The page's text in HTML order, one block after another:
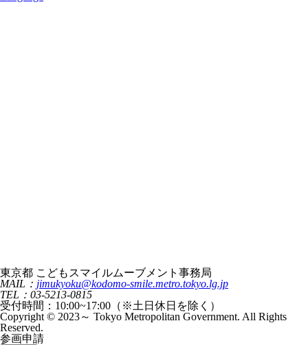
東京都 こどもスマイルムーブメント事務局
MAIL： jimukyoku@kodomo-smile.metro.tokyo.lg.jp
TEL：03-5213-0815
受付時間：10:00~17:00（※土日休日を除く）
Copyright © 2023～ Tokyo Metropolitan Government. All Rights
Reserved.
参画申請